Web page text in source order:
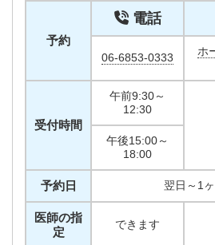
予約
電話
06-6853-0333
ホ
受付時間
午前9:30～
12:30
午後15:00～
18:00
予約日 翌日～1
医師の指
定
できます